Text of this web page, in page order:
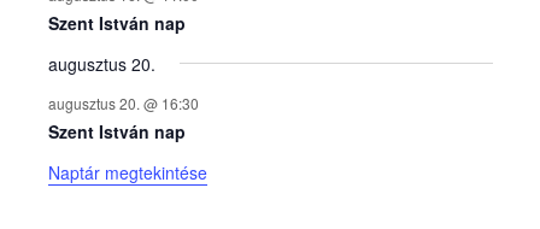
e
k
n
a
Szent István nap
augusztus 20.
augusztus 20. @ 16:30
Szent István nap
Naptár megtekintése